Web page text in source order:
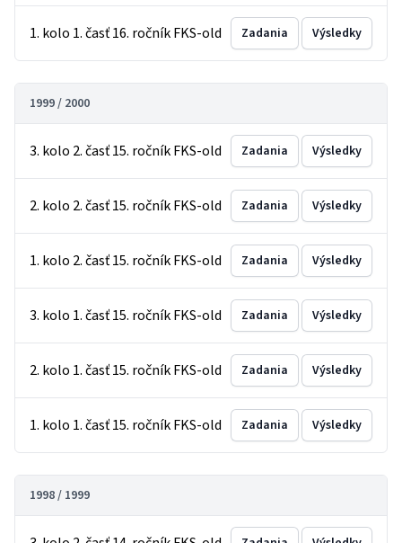
1. kolo 1. časť 16. ročník FKS-old Zadania Výsledky
1999 / 2000
3. kolo 2. časť 15. ročník FKS-old Zadania Výsledky
2. kolo 2. časť 15. ročník FKS-old Zadania Výsledky
1. kolo 2. časť 15. ročník FKS-old Zadania Výsledky
3. kolo 1. časť 15. ročník FKS-old Zadania Výsledky
2. kolo 1. časť 15. ročník FKS-old Zadania Výsledky
1. kolo 1. časť 15. ročník FKS-old Zadania Výsledky
1998 / 1999